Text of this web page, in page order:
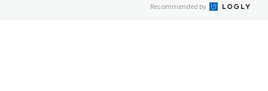
Recommended by